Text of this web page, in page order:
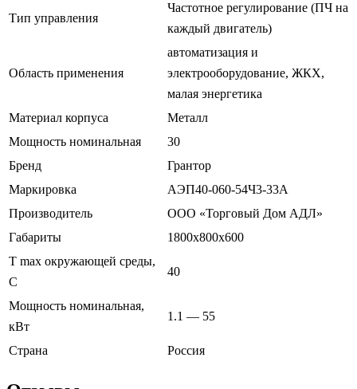
Тип управления
Частотное регулирование (ПЧ на
каждый двигатель)
Область применения
автоматизация и
электрооборудование, ЖКХ,
малая энергетика
Материал корпуса
Металл
Мощность номинальная
30
Бренд
Грантор
Маркировка
АЭП40-060-54Ч3-33А
Производитель
ООО «Торговый Дом АДЛ»
Габариты
1800х800х600
T max окружающей среды,
С
40
Мощность номинальная,
кВт
1.1 — 55
Страна Россия